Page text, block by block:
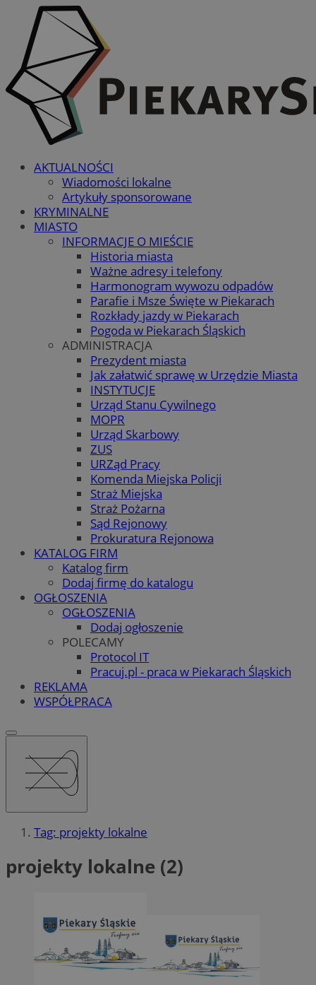
AKTUALNOŚCI
Wiadomości lokalne
Artykuły sponsorowane
KRYMINALNE
MIASTO
INFORMACJE O MIEŚCIE
Historia miasta
Ważne adresy i telefony
Harmonogram wywozu odpadów
Parafie i Msze Święte w Piekarach
Rozkłady jazdy w Piekarach
Pogoda w Piekarach Śląskich
ADMINISTRACJA
Prezydent miasta
Jak załatwić sprawę w Urzędzie Miasta
INSTYTUCJE
Urząd Stanu Cywilnego
MOPR
Urząd Skarbowy
ZUS
URZąd Pracy
Komenda Miejska Policji
Straż Miejska
Straż Pożarna
Sąd Rejonowy
Prokuratura Rejonowa
KATALOG FIRM
Katalog firm
Dodaj firmę do katalogu
OGŁOSZENIA
OGŁOSZENIA
Dodaj ogłoszenie
POLECAMY
Protocol IT
Pracuj.pl - praca w Piekarach Śląskich
REKLAMA
WSPÓŁPRACA
Tag: projekty lokalne
projekty lokalne (2)